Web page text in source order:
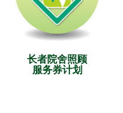
长者院舍照顾
服务券计划